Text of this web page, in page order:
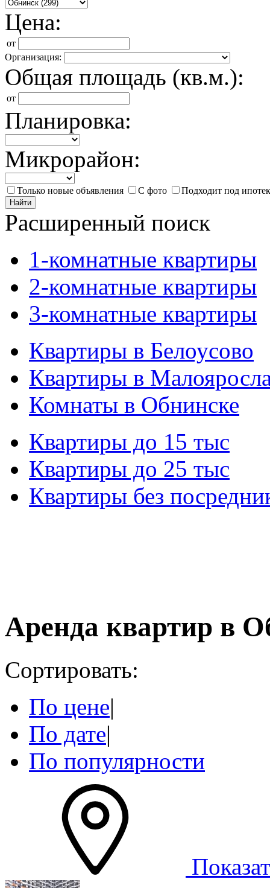
Цена:
от
Организация:
Общая площадь (кв.м.):
от
Планировка:
Микрорайон:
Только новые объявления С фото Подходит под
Найти
Расширенный поиск
1-комнатные квартиры
2-комнатные квартиры
3-комнатные квартиры
Квартиры в Белоусово
Квартиры в
Комнаты в Обнинске
Квартиры до 15 тыс
Квартиры до 25 тыс
Квартиры без
Аренда квартир в
Сортировать:
По цене|
По дате|
По популярности